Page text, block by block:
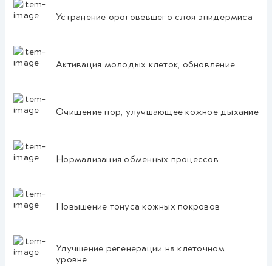
Устранение ороговевшего слоя эпидермиса
Активация молодых клеток, обновление
Очищение пор, улучшающее кожное дыхание
Нормализация обменных процессов
Повышение тонуса кожных покровов
Улучшение регенерации на клеточном
уровне